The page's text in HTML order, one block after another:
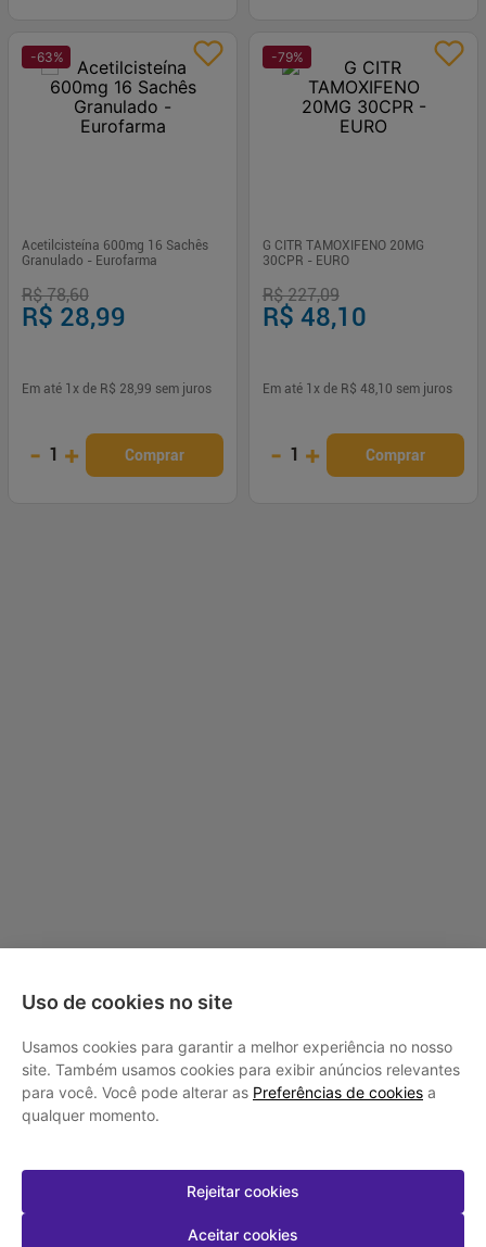
Uso de cookies no site
Usamos cookies para garantir a melhor experiência no nosso
site. Também usamos cookies para exibir anúncios relevantes
para você. Você pode alterar as Preferências de cookies a
qualquer momento.
Rejeitar cookies
Aceitar cookies
-63%
Acetilcisteína 600mg 16 Sachês
Granulado - Eurofarma
R$ 78,60
R$ 28,99
Em até 1 x de R$ 28,99 sem juros
- 1 + Comprar
-79%
G CITR TAMOXIFENO 20MG
30CPR - EURO
R$ 227,09
R$ 48,10
Em até 1 x de R$ 48,10 sem juros
- 1 + Comprar